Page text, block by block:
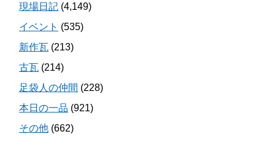
現場日記 (4,149)
イベント (535)
新作瓦 (213)
古瓦 (214)
足袋人の仲間 (228)
本日の一品 (921)
その他 (662)